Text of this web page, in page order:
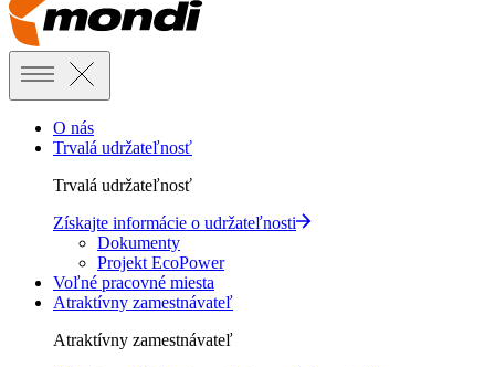
O nás
Trvalá udržateľnosť
Trvalá udržateľnosť
Získajte informácie o udržateľnosti
Dokumenty
Projekt EcoPower
Voľné pracovné miesta
Atraktívny zamestnávateľ
Atraktívny zamestnávateľ